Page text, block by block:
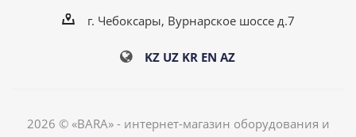
г. Чебоксары, Вурнарское шоссе д.7
KZ UZ KR EN AZ
2026 © «BARA» - интернет-магазин оборудования и